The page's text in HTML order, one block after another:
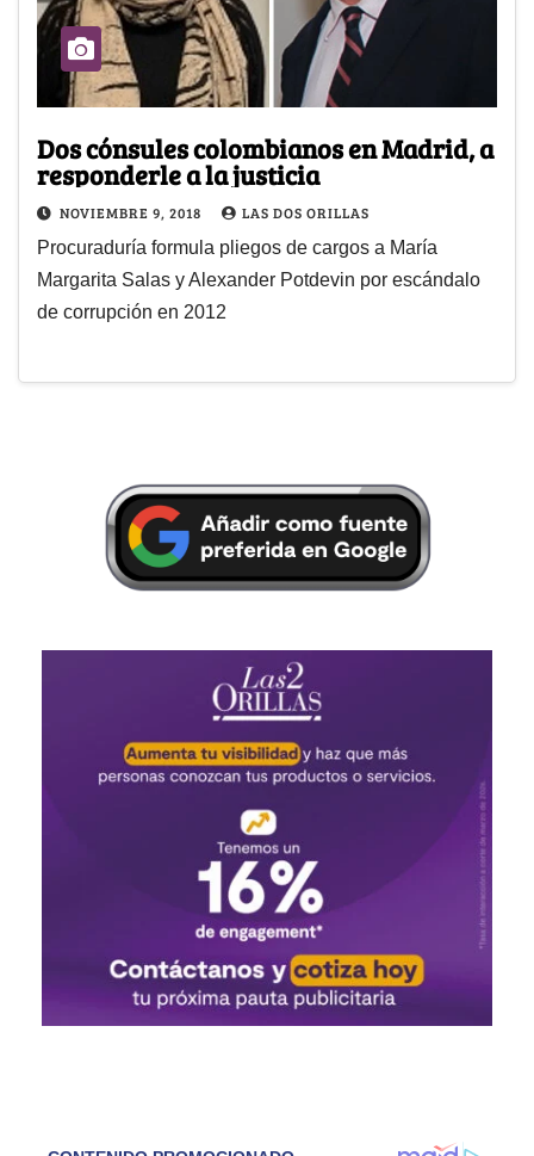
Dos cónsules colombianos en Madrid, a
responderle a la justicia
NOVIEMBRE 9, 2018 LAS DOS ORILLAS
Procuraduría formula pliegos de cargos a María
Margarita Salas y Alexander Potdevin por escándalo
de corrupción en 2012